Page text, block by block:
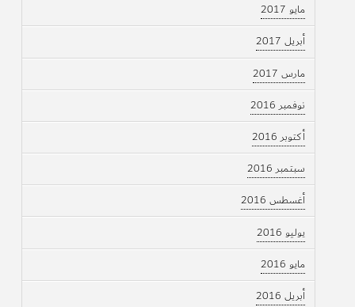
مايو 2017
أبريل 2017
مارس 2017
نوفمبر 2016
أكتوبر 2016
سبتمبر 2016
أغسطس 2016
يوليو 2016
مايو 2016
أبريل 2016